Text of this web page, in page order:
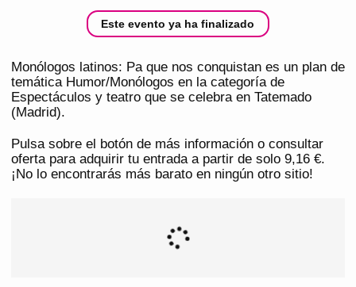
Este evento ya ha finalizado
Monólogos latinos: Pa que nos conquistan es un plan de
temática Humor/Monólogos en la categoría de
Espectáculos y teatro que se celebra en Tatemado
(Madrid).
Pulsa sobre el botón de más información o consultar
oferta para adquirir tu entrada a partir de solo 9,16 €.
¡No lo encontrarás más barato en ningún otro sitio!